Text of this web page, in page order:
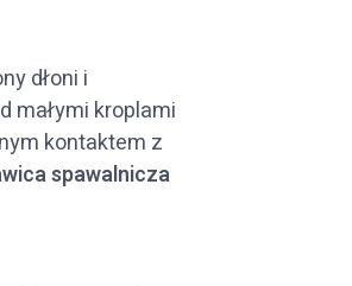
dłoni i
małymi kroplami
kontaktem z
spawalnicza